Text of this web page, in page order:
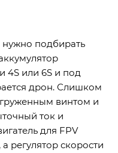
подбирать
4S или 6S и под
дрон. Слишком
винтом и
ток и
для FPV
регулятор скорости